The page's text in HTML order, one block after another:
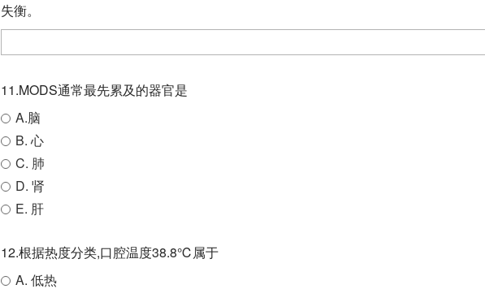
失衡。
11.MODS通常最先累及的器官是
A.脑
B. 心
C. 肺
D. 肾
E. 肝
12.根据热度分类,口腔温度38.8℃属于
A. 低热